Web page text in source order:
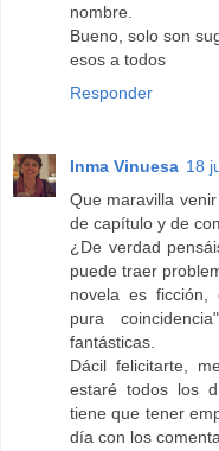
nombre.
Bueno, solo son
esos a todos
Responder
Inma Vinuesa 18
Que maravilla
de capítulo y de
¿De verdad
puede traer
novela es ficción,
pura
fantásticas.
Dácil felicitarte,
estaré todos los
tiene que tener
día con los